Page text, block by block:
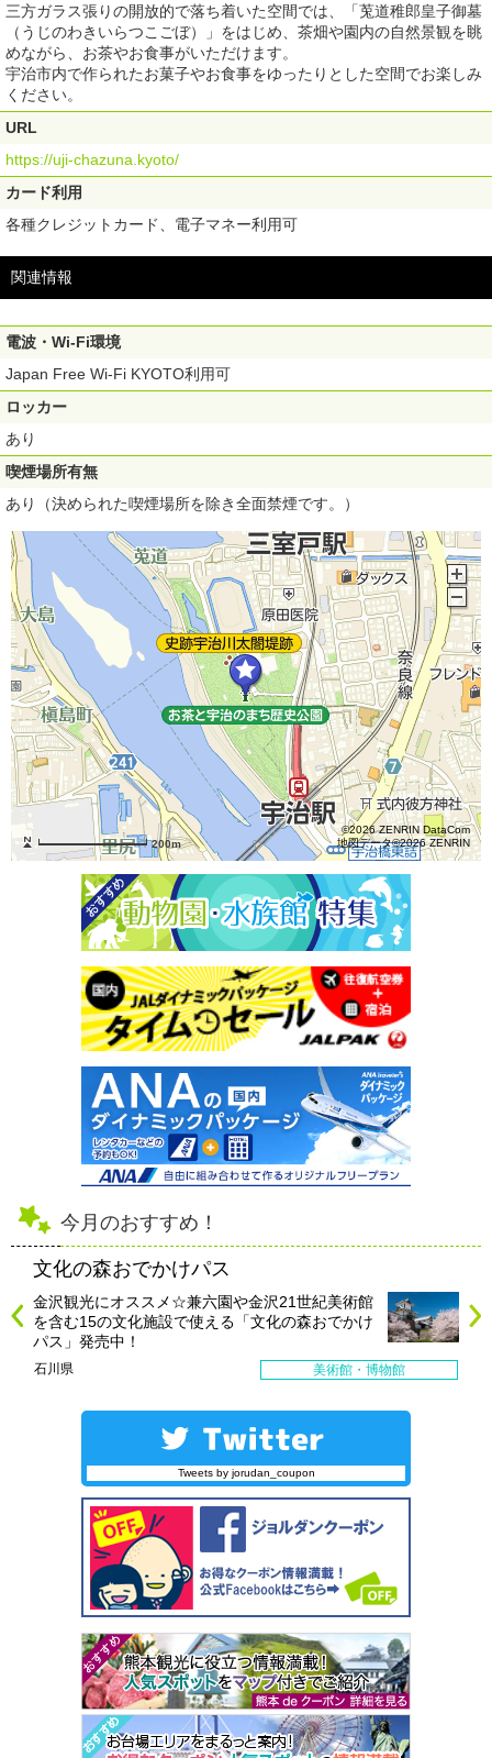
三方ガラス張りの開放的で落ち着いた空間では、「莵道稚郎皇子御墓
（うじのわきいらつこごぼ）」をはじめ、茶畑や園内の自然景観を眺
めながら、お茶やお食事がいただけます。
宇治市内で作られたお菓子やお食事をゆったりとした空間でお楽しみ
ください。
URL
https://uji-chazuna.kyoto/
カード利用
各種クレジットカード、電子マネー利用可
関連情報
電波・Wi-Fi環境
Japan Free Wi-Fi KYOTO利用可
ロッカー
あり
喫煙場所有無
あり（決められた喫煙場所を除き全面禁煙です。）
200m
©2026 ZENRIN DataCom
地図データ©2026 ZENRIN
今月のおすすめ！
文化の森おでかけパス
金沢観光にオススメ☆兼六園や金沢21世紀美術館
を含む15の文化施設で使える「文化の森おでかけ
パス」発売中！
石川県 美術館・博物館
Tweets by jorudan_coupon